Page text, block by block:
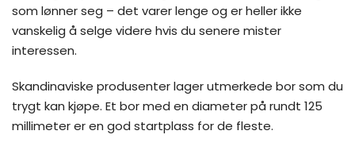
som lønner seg – det varer lenge og er heller ikke
vanskelig å selge videre hvis du senere mister
interessen.
Skandinaviske produsenter lager utmerkede bor som du
trygt kan kjøpe. Et bor med en diameter på rundt 125
millimeter er en god startplass for de fleste.